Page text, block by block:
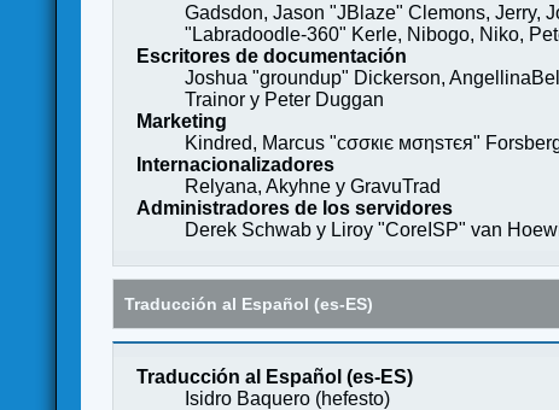
Gadsdon, Jason "JBlaze" Clemons, Jerry,
"Labradoodle-360" Kerle, Nibogo, Niko,
Escritores de documentación
Joshua "groundup" Dickerson,
Trainor y Peter Duggan
Marketing
Kindred, Marcus "cσσкιє мσηѕтєя"
Internacionalizadores
Relyana, Akyhne y GravuTrad
Administradores de los servidores
Derek Schwab y Liroy "CoreISP" van
Traducción al Español (es-ES)
Traducción al Español (es-ES)
Isidro Baquero (hefesto)